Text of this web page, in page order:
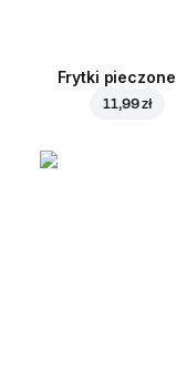
Frytki pieczone
11,99 zł